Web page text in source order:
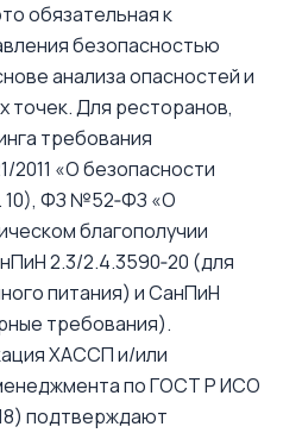
обязательная к
безопасностью
анализа опасностей и
точек. Для ресторанов,
требования
2011 «О безопасности
10), ФЗ №52‑ФЗ «О
благополучии
2.3/2.4.3590‑20 (для
питания) и СанПиН
требования).
ХАССП и/или
по ГОСТ Р ИСО
подтверждают